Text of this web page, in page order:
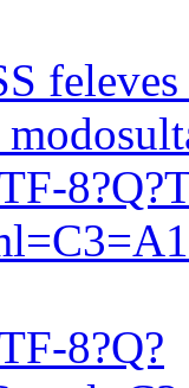
feleves
8?Q?